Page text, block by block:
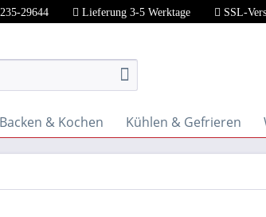
29644 Lieferung 3-5 Werktage SSL-
Backen & Kochen Kühlen & Gefrieren